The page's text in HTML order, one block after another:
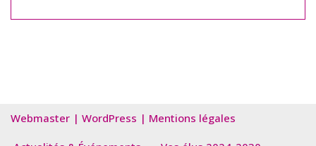
Webmaster | WordPress | Mentions légales